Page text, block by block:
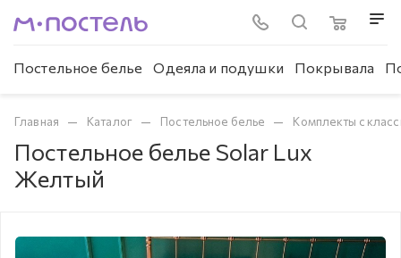
Постельное белье Одеяла и подушки Покрывала
Главная — Каталог — Постельное белье — Комплекты с
Постельное белье Solar Lux
Желтый